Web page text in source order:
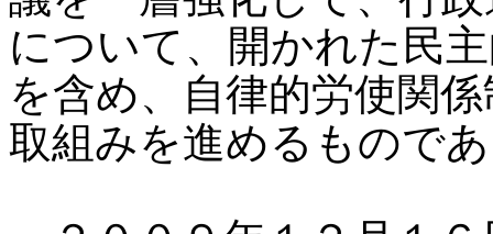
について、開かれた民
を含め、自律的労使関
取組みを進めるもので